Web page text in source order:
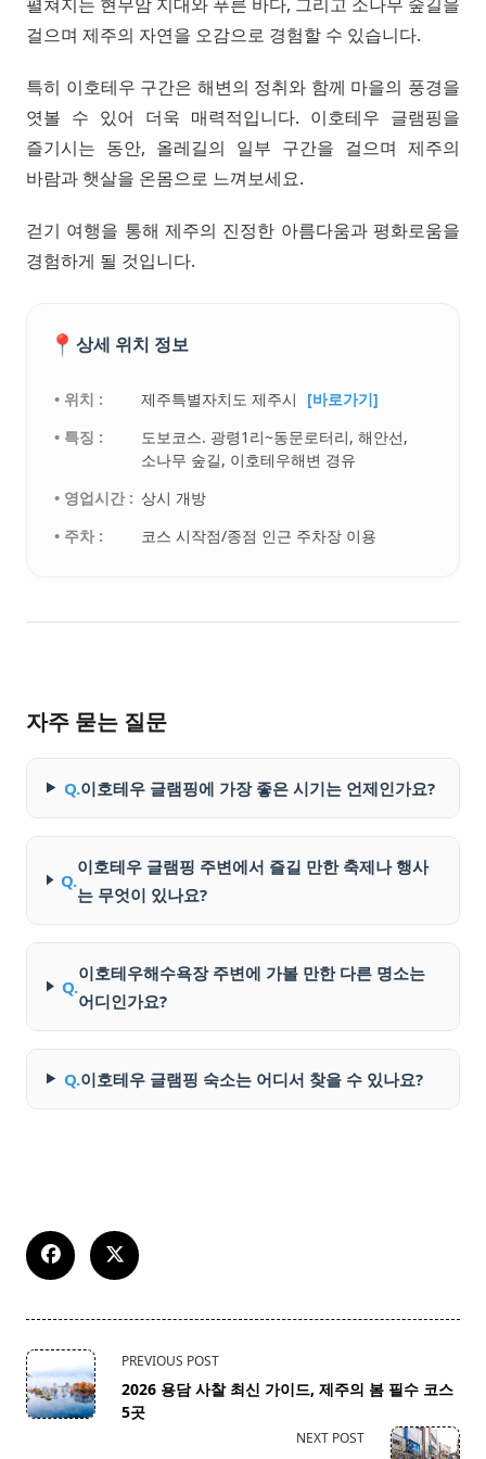
걸으며 제주의 자연을 오감으로 경험할 수 있습니다.
특히 이호테우 구간은 해변의 정취와 함께 마을의 풍경을
엿볼 수 있어 더욱 매력적입니다. 이호테우 글램핑을
즐기시는 동안, 올레길의 일부 구간을 걸으며 제주의
바람과 햇살을 온몸으로 느껴보세요.
걷기 여행을 통해 제주의 진정한 아름다움과 평화로움을
경험하게 될 것입니다.
📍 상세 위치 정보
• 위치 : 제주특별자치도 제주시
[바로가기]
• 특징 :
도보코스. 광령1리~동문로터리, 해안선,
소나무 숲길, 이호테우해변 경유
• 영업시간 : 상시 개방
• 주차 :
코스 시작점/종점 인근 주차장 이용
자주 묻는 질문
Q.이호테우 글램핑에 가장 좋은 시기는 언제인가요?
Q.
이호테우 글램핑 주변에서 즐길 만한 축제나 행사
는 무엇이 있나요?
Q.
이호테우해수욕장 주변에 가볼 만한 다른 명소는
어디인가요?
Q.이호테우 글램핑 숙소는 어디서 찾을 수 있나요?
<span
class="nav-
subtitle
PREVIOUS POST
2026 용담 사찰 최신 가이드, 제주의 봄 필수 코스
5곳
NEXT POST